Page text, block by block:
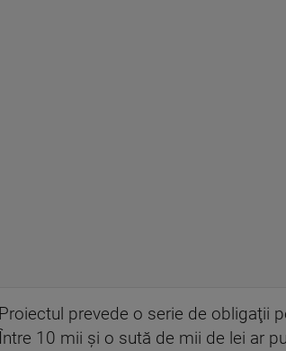
Proiectul prevede o serie de obligaţii
Între 10 mii şi o sută de mii de lei ar